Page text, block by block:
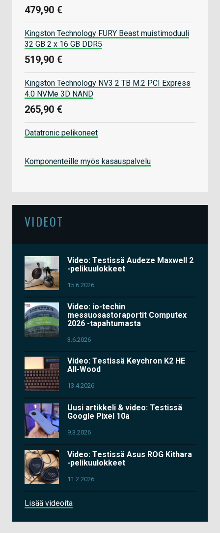
479,90 €
Kingston Technology FURY Beast muistimoduuli
32 GB 2 x 16 GB DDR5
519,90 €
Kingston Technology NV3 2 TB M.2 PCI Express
4.0 NVMe 3D NAND
265,90 €
Datatronic pelikoneet
Komponenteille myös kasauspalvelu
VIDEOT
Video: Testissä Audeze Maxwell 2
-pelikuulokkeet
15.6.2026
Video: io-techin
messuosastoraportit Computex
2026 -tapahtumasta
3.6.2026
Video: Testissä Keychron K2 HE
All-Wood
13.4.2026
Uusi artikkeli & video: Testissä
Google Pixel 10a
9.3.2026
Video: Testissä Asus ROG Kithara
-pelikuulokkeet
11.2.2026
Lisää videoita